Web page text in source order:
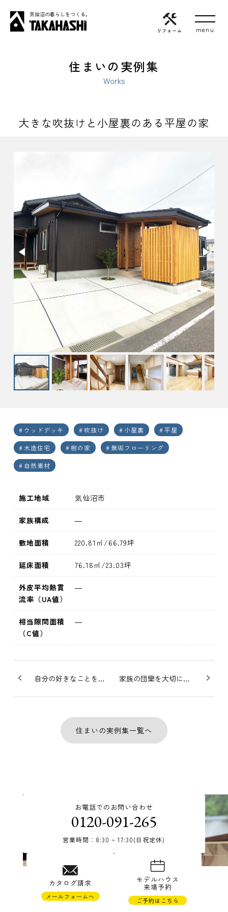
気仙沼の暮らしをつくる。
リフォーム
住まいの実例集
Works
大きな吹抜けと小屋裏のある平屋の家
ウッドデッキ 吹抜け 小屋裏 平屋
木造住宅 樹の家 無垢フローリング
自然素材
施工地域 気仙沼市
家族構成 ―
敷地面積 220.81㎡/66.79坪
延床面積 76.18㎡/23.03坪
外皮平均熱貫
流率（UA値）
―
相当隙間面積
（C値）
―
自分の好きなことを楽しめる快適で便利な家 家族の団欒を大切にし、自分時間を楽しめる家
住まいの実例集一覧へ
お電話でのお問い合わせ
0120-091-265
営業時間：8:30 ~ 17:30(日祝定休)
カタログ請求
メールフォームへ
モデルハウス
来場予約
ご予約はこちら